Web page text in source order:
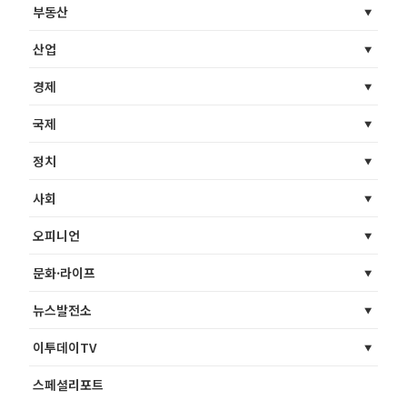
부동산
산업
경제
국제
정치
사회
오피니언
문화·라이프
뉴스발전소
이투데이TV
스페셜리포트